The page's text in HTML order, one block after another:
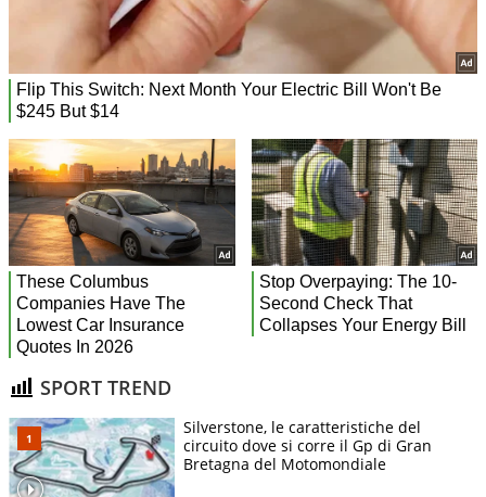
SPORT TREND
Silverstone, le caratteristiche del
circuito dove si corre il Gp di Gran
Bretagna del Motomondiale